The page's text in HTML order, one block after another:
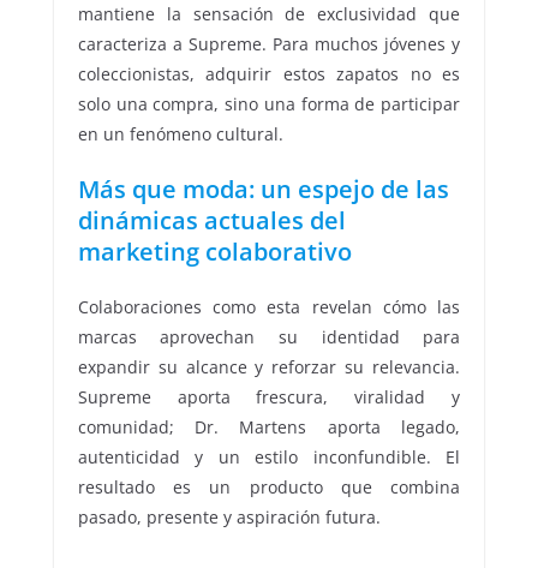
mantiene la sensación de exclusividad que
caracteriza a Supreme. Para muchos jóvenes y
coleccionistas, adquirir estos zapatos no es
solo una compra, sino una forma de participar
en un fenómeno cultural.
Más que moda: un espejo de las
dinámicas actuales del
marketing colaborativo
Colaboraciones como esta revelan cómo las
marcas aprovechan su identidad para
expandir su alcance y reforzar su relevancia.
Supreme aporta frescura, viralidad y
comunidad; Dr. Martens aporta legado,
autenticidad y un estilo inconfundible. El
resultado es un producto que combina
pasado, presente y aspiración futura.